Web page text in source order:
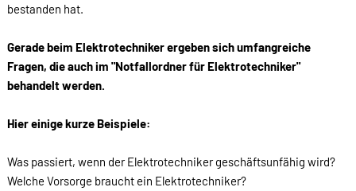
bestanden hat.
Gerade beim Elektrotechniker ergeben sich umfangreiche
Fragen, die auch im "Notfallordner für Elektrotechniker"
behandelt werden.
Hier einige kurze Beispiele:
Was passiert, wenn der Elektrotechniker geschäftsunfähig wird?
Welche Vorsorge braucht ein Elektrotechniker?